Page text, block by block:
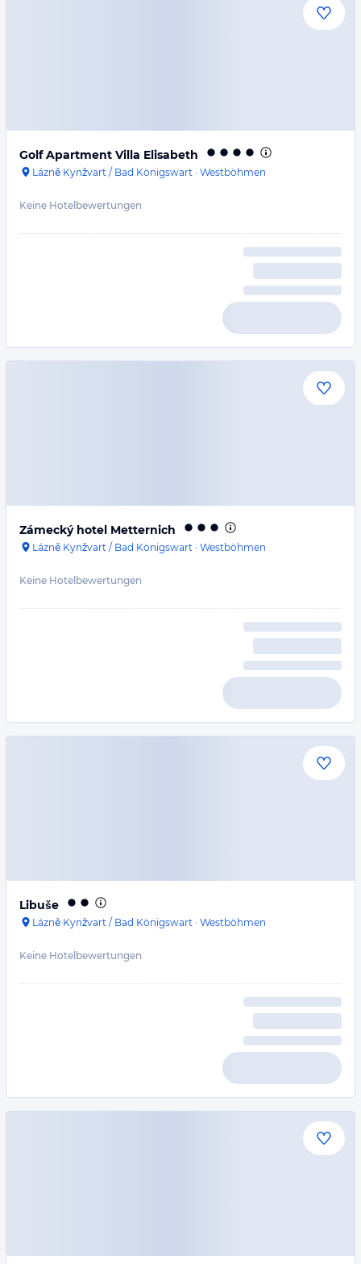
Golf Apartment Villa Elisabeth
Lázně Kynžvart / Bad Königswart · Westböhmen
Keine Hotelbewertungen
Zámecký hotel Metternich
Lázně Kynžvart / Bad Königswart · Westböhmen
Keine Hotelbewertungen
Libuše
Lázně Kynžvart / Bad Königswart · Westböhmen
Keine Hotelbewertungen